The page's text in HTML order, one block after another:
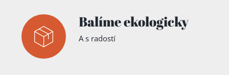
Balíme ekologicky
A s radostí